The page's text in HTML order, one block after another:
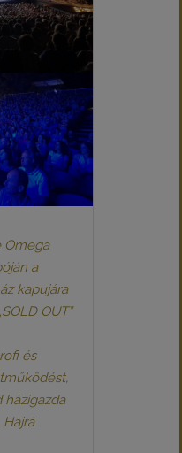
Omega
a
kapujára
OUT”
és
házigazda